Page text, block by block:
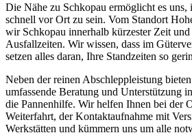
Die Nähe zu Schkopau ermöglicht es uns,
schnell vor Ort zu sein. Vom Standort
wir Schkopau innerhalb kürzester Zeit
Ausfallzeiten. Wir wissen, dass im
setzen alles daran, Ihre Standzeiten so
Neben der reinen Abschleppleistung
umfassende Beratung und Unterstützung
die Pannenhilfe. Wir helfen Ihnen bei der
Weiterfahrt, der Kontaktaufnahme mit
Werkstätten und kümmern uns um alle